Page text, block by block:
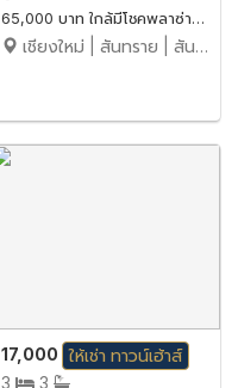
65,000 บาท ใกล้มีโชคพลาซ่า
No.5H171
เชียงใหม่ | สันทราย | สันทรายน้อย
17,000 ให้เช่า ทาวน์เฮ้าส์
3
3